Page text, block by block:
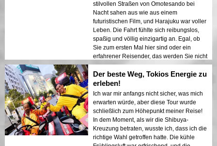
stilvollen Straßen von Omotesando bei
Nacht sahen aus wie aus einem
futuristischen Film, und Harajuku war voller
Leben. Die Fahrt fühlte sich reibungslos,
spaßig und völlig einzigartig an. Egal, ob
Sie zum ersten Mal hier sind oder ein
erfahrener Reisender, das werden Sie nicht
vergessen!
Der beste Weg, Tokios Energie zu
erleben!
Ich war mir anfangs nicht sicher, was mich
erwarten würde, aber diese Tour wurde
schließlich zum Höhepunkt meiner Reise!
In dem Moment, als wir die Shibuya-
Kreuzung betraten, wusste ich, dass ich die
richtige Wahl getroffen hatte. Die kühle